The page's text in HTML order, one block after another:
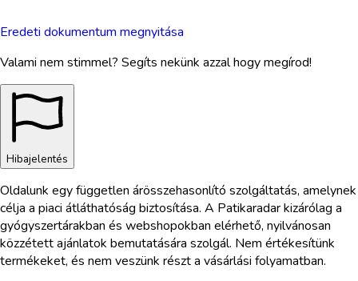
Eredeti dokumentum megnyitása
Valami nem stimmel? Segíts nekünk azzal hogy megírod!
Hibajelentés
Oldalunk egy független árösszehasonlító szolgáltatás, amelynek
célja a piaci átláthatóság biztosítása. A Patikaradar kizárólag a
gyógyszertárakban és webshopokban elérhető, nyilvánosan
közzétett ajánlatok bemutatására szolgál. Nem értékesítünk
termékeket, és nem veszünk részt a vásárlási folyamatban.